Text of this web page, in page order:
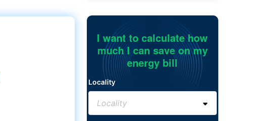
I want to calculate how
much I can save on my
energy bill
Locality